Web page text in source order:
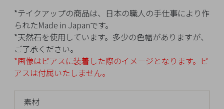
*テイクアップの商品は、日本の職人の手仕事により作
られたMade in Japanです。
*天然石を使用しています。多少の色幅がありますが、
ご了承ください。
*画像はピアスに装着した際のイメージとなります。ピ
アスは付属いたしません。
素材
お
気
に
入
り
ア